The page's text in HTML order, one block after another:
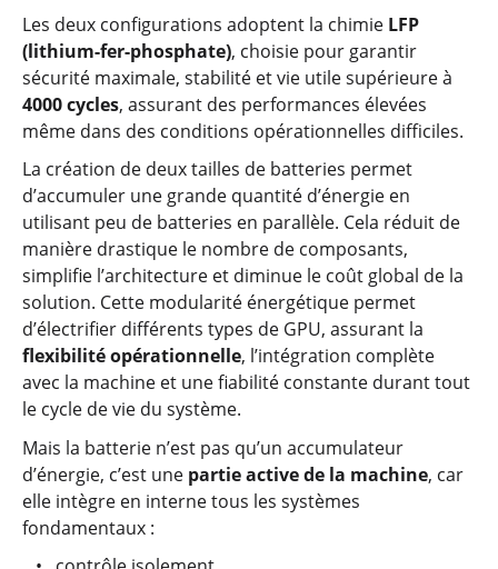
Les deux configurations adoptent la chimie LFP
(lithium-fer-phosphate), choisie pour garantir
sécurité maximale, stabilité et vie utile supérieure à
4000 cycles, assurant des performances élevées
même dans des conditions opérationnelles difficiles.
La création de deux tailles de batteries permet
d’accumuler une grande quantité d’énergie en
utilisant peu de batteries en parallèle. Cela réduit de
manière drastique le nombre de composants,
simplifie l’architecture et diminue le coût global de la
solution. Cette modularité énergétique permet
d’électrifier différents types de GPU, assurant la
flexibilité opérationnelle, l’intégration complète
avec la machine et une fiabilité constante durant tout
le cycle de vie du système.
Mais la batterie n’est pas qu’un accumulateur
d’énergie, c’est une partie active de la machine, car
elle intègre en interne tous les systèmes
fondamentaux :